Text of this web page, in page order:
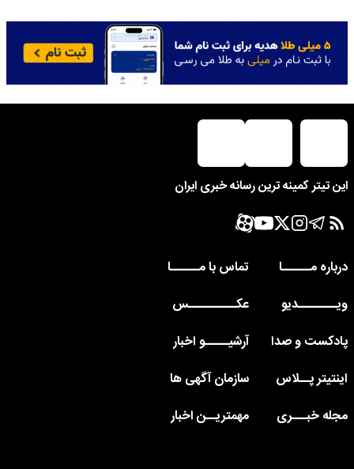
این تیتر کمینه ترین رسانه خبری ایران
درباره مــــــا
تماس با مــــــا
ویــــــــدیو
عکــــــــــس
پادکست و صدا
آرشیـــــو اخبار
اینتیتر پــلاس
سازمان آگهی ها
مجله خبـــری
مهمتریــن اخبار